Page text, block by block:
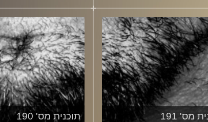
מס' 191 תוכנית מס' 190